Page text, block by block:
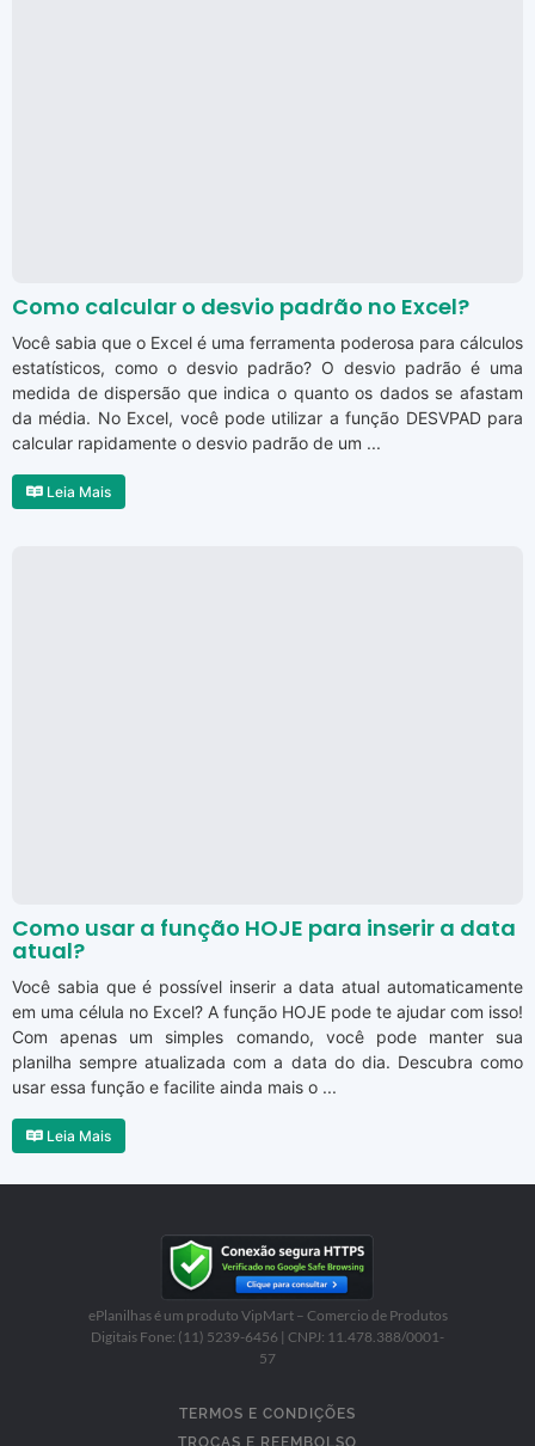
Como calcular o desvio padrão no Excel?
Você sabia que o Excel é uma ferramenta poderosa para cálculos
estatísticos, como o desvio padrão? O desvio padrão é uma
medida de dispersão que indica o quanto os dados se afastam
da média. No Excel, você pode utilizar a função DESVPAD para
calcular rapidamente o desvio padrão de um ...
Leia Mais
Como usar a função HOJE para inserir a data
atual?
Você sabia que é possível inserir a data atual automaticamente
em uma célula no Excel? A função HOJE pode te ajudar com isso!
Com apenas um simples comando, você pode manter sua
planilha sempre atualizada com a data do dia. Descubra como
usar essa função e facilite ainda mais o ...
Leia Mais
ePlanilhas é um produto VipMart – Comercio de Produtos
Digitais Fone: (11) 5239-6456 | CNPJ: 11.478.388/0001-
57
TERMOS E CONDIÇÕES
TROCAS E REEMBOLSO